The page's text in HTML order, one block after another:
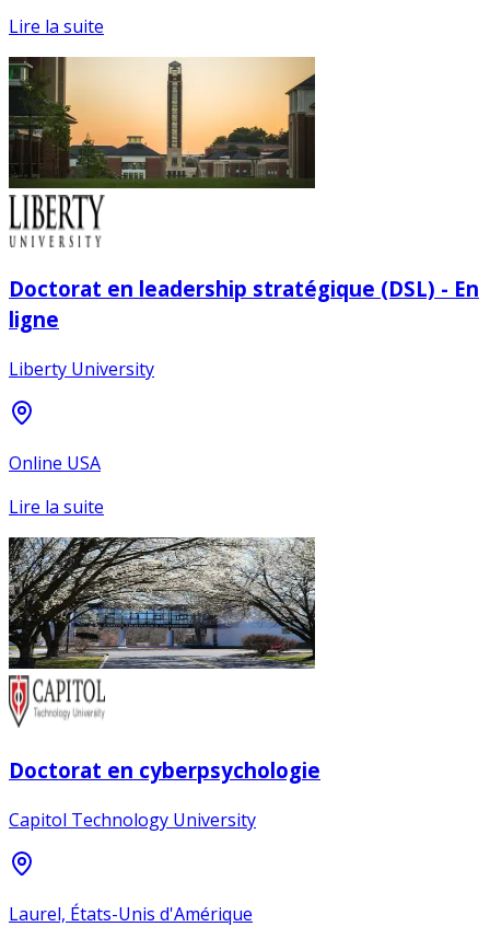
Lire la suite
Doctorat en leadership stratégique (DSL) - En
ligne
Liberty University
Online USA
Lire la suite
Doctorat en cyberpsychologie
Capitol Technology University
Laurel, États-Unis d'Amérique